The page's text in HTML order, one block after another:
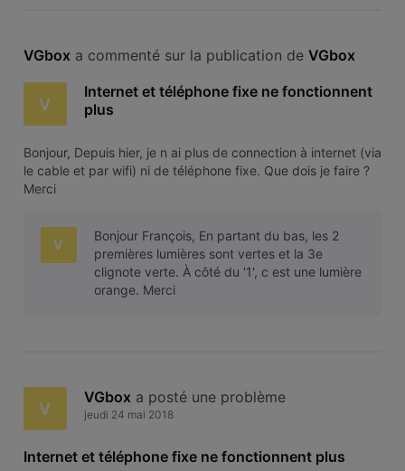
VGbox a commenté sur la publication de VGbox
V
Internet et téléphone fixe ne fonctionnent
plus
Bonjour, Depuis hier, je n ai plus de connection à internet (via
le cable et par wifi) ni de téléphone fixe. Que dois je faire ?
Merci
V
Bonjour François, En partant du bas, les 2
premières lumières sont vertes et la 3e
clignote verte. À côté du '1', c est une lumière
orange. Merci
V
VGbox a posté une problème
jeudi 24 mai 2018
Internet et téléphone fixe ne fonctionnent plus